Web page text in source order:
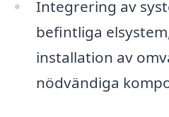
Integrering av
befintliga
installation av
nödvändiga